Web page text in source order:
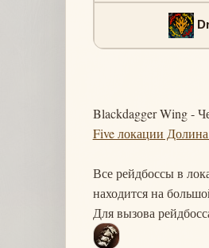
Blackdagger Wing -
Five локации
Все рейдбоссы в
находится на
Для вызова